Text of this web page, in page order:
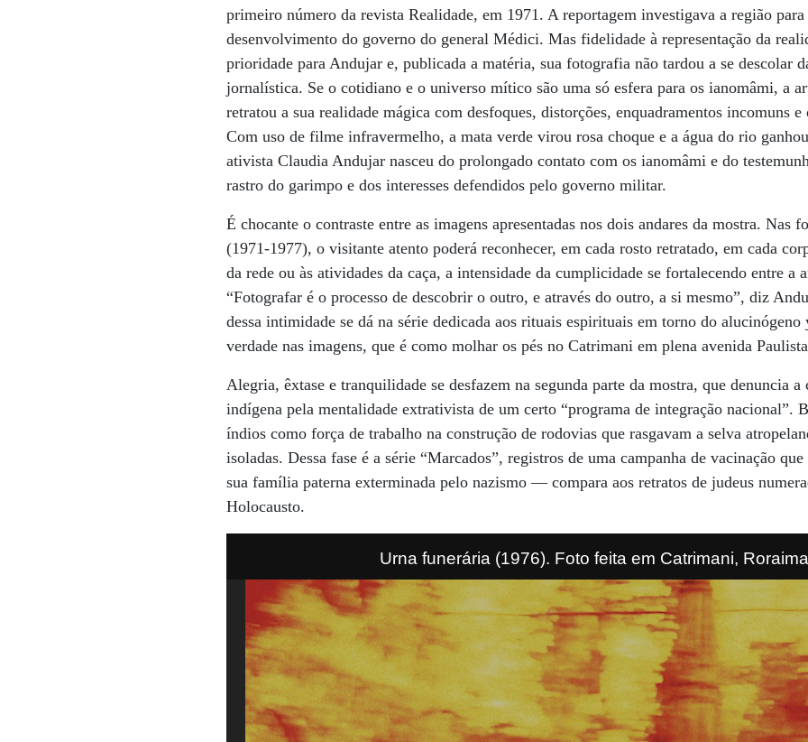
primeiro número da revista Realidade, em 1971. A reportagem investigava a região
desenvolvimento do governo do general Médici. Mas fidelidade à representação da
prioridade para Andujar e, publicada a matéria, sua fotografia não tardou a se descolar
jornalística. Se o cotidiano e o universo mítico são uma só esfera para os ianomâmi, a
retratou a sua realidade mágica com desfoques, distorções, enquadramentos incomuns e
Com uso de filme infravermelho, a mata verde virou rosa choque e a água do rio
ativista Claudia Andujar nasceu do prolongado contato com os ianomâmi e do
rastro do garimpo e dos interesses defendidos pelo governo militar.
É chocante o contraste entre as imagens apresentadas nos dois andares da mostra. Nas
(1971-1977), o visitante atento poderá reconhecer, em cada rosto retratado, em cada
da rede ou às atividades da caça, a intensidade da cumplicidade se fortalecendo entre a
“Fotografar é o processo de descobrir o outro, e através do outro, a si mesmo”, diz
dessa intimidade se dá na série dedicada aos rituais espirituais em torno do
verdade nas imagens, que é como molhar os pés no Catrimani em plena avenida
Alegria, êxtase e tranquilidade se desfazem na segunda parte da mostra, que denuncia
indígena pela mentalidade extrativista de um certo “programa de integração nacional”.
índios como força de trabalho na construção de rodovias que rasgavam a selva
isoladas. Dessa fase é a série “Marcados”, registros de uma campanha de vacinação
sua família paterna exterminada pelo nazismo — compara aos retratos de judeus
Holocausto.
Urna funerária (1976). Foto feita em Catrimani,